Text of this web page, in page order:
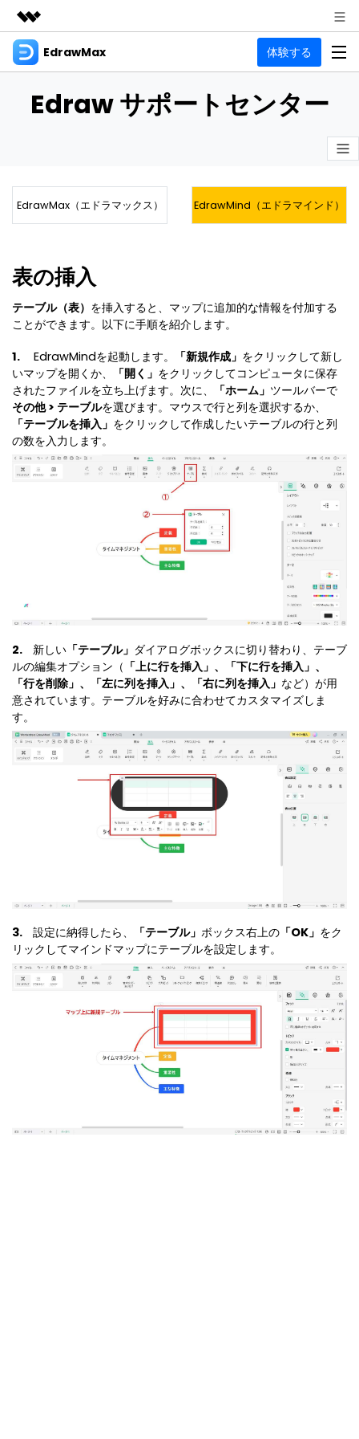
製品
ユーティリティ
法人・教育・パートナー
サポート
EdrawMax 体験する
製品
フローチャート Hot
電気回路図
思考整理
マインドマップ
コンセントマップ
ブレインストーミング
メモ取り
その他の図面種類 >>
リソース
作図・思考整理に関するプロ記事
オンラインAIツール
AIマインドマップ自動作成 >
最新情報
EdrawMind V13登場！
ガイド
EdrawMax > EdrawMind >
更新履歴
EdrawMax > EdrawMind >
動作環境
EdrawMax > EdrawMind >
サポートセンター
法人向け
無料ダウンロード 購入する
ログイン
検索
Edraw サポートセンター
EdrawMax（エドラマックス） EdrawMind（エドラマインド）
表の挿入
テーブル（表） を挿入すると、マップに追加的な情報を付加する
ことができます。以下に手順を紹介します。
1. EdrawMindを起動します。 「新規作成」 をクリックして新し
いマップを開くか、
「開く」 をクリックしてコンピュータに保存
されたファイルを立ち上げます。次に、
「ホーム」 ツールバーで
その他 > テーブルを選びます。マウスで行と列を選択するか、
「テーブルを挿入」 をクリックして作成したいテーブルの行と列
の数を入力します。
2. 新しい「テーブル」 ダイアログボックスに切り替わり、テーブ
ルの編集オプション（ 「上に行を挿入」、「下に行を挿入」、
「行を削除」、「左に列を挿入」、「右に列を挿入」 など）が用
意されています。テーブルを好みに合わせてカスタマイズしま
す。
3. 設定に納得したら、 「テーブル」 ボックス右上の「OK」 をク
リックしてマインドマップにテーブルを設定します。